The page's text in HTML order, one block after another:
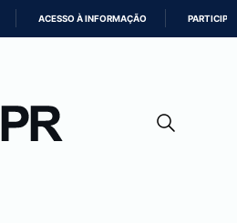
CONTEÚDO
ACESSO À INFORMAÇÃO PARTICIPE